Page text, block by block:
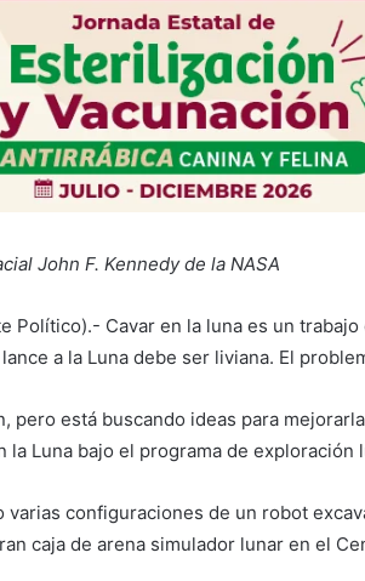
John F. Kennedy de la NASA
Político).- Cavar en la luna es un
a la Luna debe ser liviana. El
pero está buscando ideas para
la Luna bajo el programa de exploración
configuraciones de un robot
caja de arena simulador lunar en el